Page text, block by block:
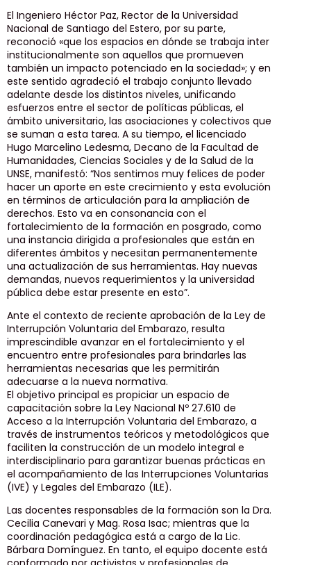
El Ingeniero Héctor Paz, Rector de la Universidad
Nacional de Santiago del Estero, por su parte,
reconoció «que los espacios en dónde se trabaja inter
institucionalmente son aquellos que promueven
también un impacto potenciado en la sociedad»; y en
este sentido agradeció el trabajo conjunto llevado
adelante desde los distintos niveles, unificando
esfuerzos entre el sector de políticas públicas, el
ámbito universitario, las asociaciones y colectivos que
se suman a esta tarea. A su tiempo, el licenciado
Hugo Marcelino Ledesma, Decano de la Facultad de
Humanidades, Ciencias Sociales y de la Salud de la
UNSE, manifestó: “Nos sentimos muy felices de poder
hacer un aporte en este crecimiento y esta evolución
en términos de articulación para la ampliación de
derechos. Esto va en consonancia con el
fortalecimiento de la formación en posgrado, como
una instancia dirigida a profesionales que están en
diferentes ámbitos y necesitan permanentemente
una actualización de sus herramientas. Hay nuevas
demandas, nuevos requerimientos y la universidad
pública debe estar presente en esto”.
Ante el contexto de reciente aprobación de la Ley de
Interrupción Voluntaria del Embarazo, resulta
imprescindible avanzar en el fortalecimiento y el
encuentro entre profesionales para brindarles las
herramientas necesarias que les permitirán
adecuarse a la nueva normativa.
El objetivo principal es propiciar un espacio de
capacitación sobre la Ley Nacional Nº 27.610 de
Acceso a la Interrupción Voluntaria del Embarazo, a
través de instrumentos teóricos y metodológicos que
faciliten la construcción de un modelo integral e
interdisciplinario para garantizar buenas prácticas en
el acompañamiento de las Interrupciones Voluntarias
(IVE) y Legales del Embarazo (ILE).
Las docentes responsables de la formación son la Dra.
Cecilia Canevari y Mag. Rosa Isac; mientras que la
coordinación pedagógica está a cargo de la Lic.
Bárbara Domínguez. En tanto, el equipo docente está